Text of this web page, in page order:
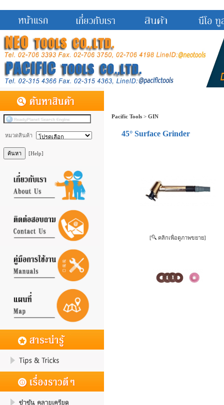
หมวดสินค้า
[Help]
Pacific Tools > GIN
45° Surface Grinder
[ คลิกเพื่อดูภาพขยาย]